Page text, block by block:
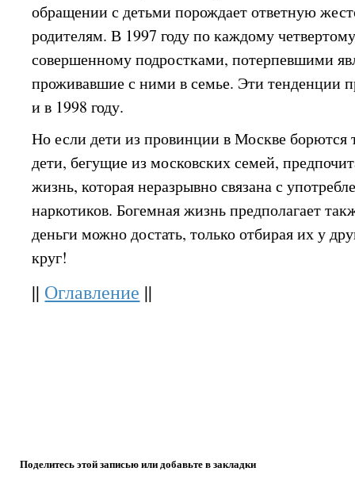
обращении с детьми порождает ответную
родителям. В 1997 году по каждому
совершенному подростками, потерпевшими
проживавшие с ними в семье. Эти тенденции
и в 1998 году.
Но если дети из провинции в Москве борются
дети, бегущие из московских семей,
жизнь, которая неразрывно связана с
наркотиков. Богемная жизнь предполагает
деньги можно достать, только отбирая их у
круг!
|| Оглавление ||
Поделитесь этой записью или добавьте в закладки